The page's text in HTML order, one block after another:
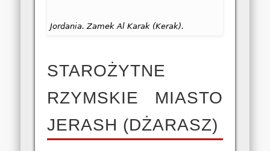
Jordania. Zamek Al Karak (Kerak).
STAROŻYTNE
RZYMSKIE MIASTO
JERASH (DŻARASZ)